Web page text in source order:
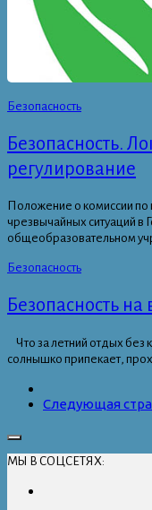
Безопасность
Безопасность.
регулирование
Положение о комиссии
чрезвычайных ситуаций
общеобразовательном
Безопасность
Безопасность
Что за летний отдых без
солнышко припекает,
Следующая
МЫ В СОЦСЕТЯХ: